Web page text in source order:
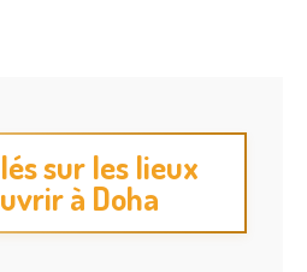
sur les lieux
à Doha